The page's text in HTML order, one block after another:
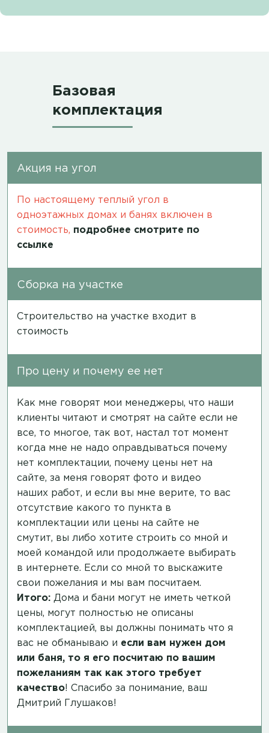
Базовая
комплектация
Акция на угол
По настоящему теплый угол в
одноэтажных домах и банях включен в
стоимость, подробнее смотрите по
ссылке
Сборка на участке
Строительство на участке входит в
стоимость
Про цену и почему ее нет
Как мне говорят мои менеджеры, что наши
клиенты читают и смотрят на сайте если не
все, то многое, так вот, настал тот момент
когда мне не надо оправдываться почему
нет комплектации, почему цены нет на
сайте, за меня говорят фото и видео
наших работ, и если вы мне верите, то вас
отсутствие какого то пункта в
комплектации или цены на сайте не
смутит, вы либо хотите строить со мной и
моей командой или продолжаете выбирать
в интернете. Если со мной то выскажите
свои пожелания и мы вам посчитаем.
Итого: Дома и бани могут не иметь четкой
цены, могут полностью не описаны
комплектацией, вы должны понимать что я
вас не обманываю и если вам нужен дом
или баня, то я его посчитаю по вашим
пожеланиям так как этого требует
качество! Спасибо за понимание, ваш
Дмитрий Глушаков!